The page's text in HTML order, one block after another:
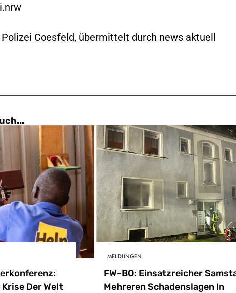
Coesfeld, übermittelt durch news aktuell
Der Welt
MELDUNGEN
FW-BO: Einsatzreicher
Mehreren Schadenslagen In